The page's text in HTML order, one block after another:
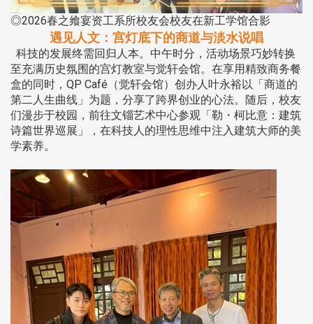
◎2026春之飨宴资工系所校友会校友在新工学馆合影
遇见人文：宫灯底下的商道与淡水说唱
科技的发展终需回归人本。中午时分，活动场景巧妙转换
至充满历史氛围的宫灯教室与觉轩会馆。在享用精致商务餐
盒的同时，QP Café（觉轩会馆）创办人叶永裕以「商道的
第二人生曲线」为题，分享了跨界创业的心法。随后，校友
们漫步于校园，前往文锱艺术中心参观「勒・柯比意：建筑
诗篇世界巡展」，在科技人的理性思维中注入建筑大师的美
学素养。